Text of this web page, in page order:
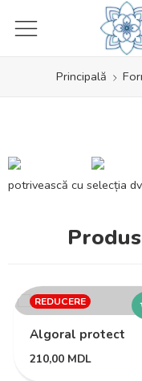
Principală
potrivească cu selecția
REDUCERE
Algoral protect
210,00 MDL